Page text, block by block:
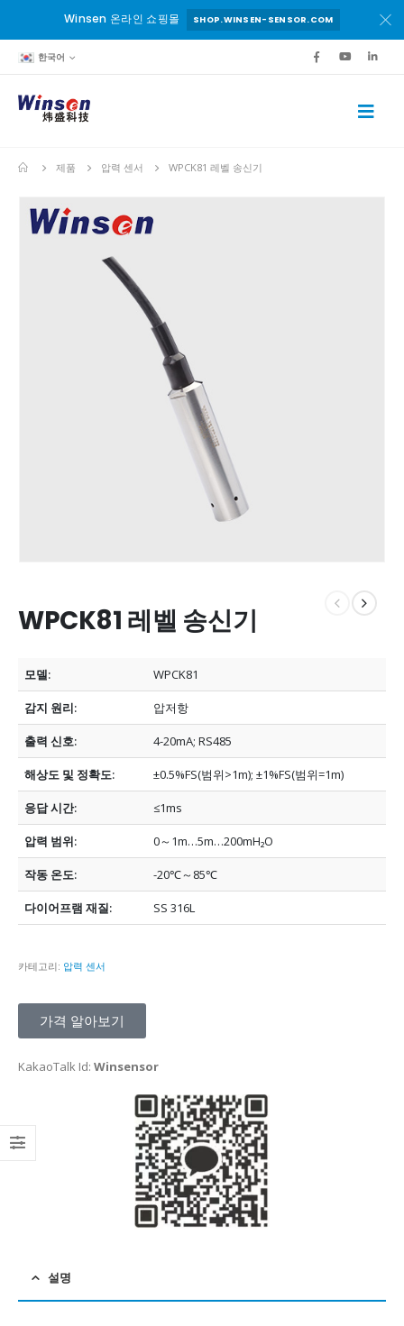
Winsen 온라인 쇼핑몰 SHOP.WINSEN-SENSOR.COM
한국어
제품 압력 센서 WPCK81 레벨 송신기
WPCK81 레벨 송신기
모델: WPCK81
감지 원리: 압저항
출력 신호: 4-20mA;RS485
해상도 및 정확도: ±0.5%FS(범위>1m);±1%FS(범위=1m)
응답 시간: ≤1ms
압력 범위: 0～1m…5m…200mH₂O
작동 온도: -20℃～85℃
다이어프램 재질: SS 316L
카테고리: 압력 센서
가격 알아보기
KakaoTalk Id: Winsensor
설명